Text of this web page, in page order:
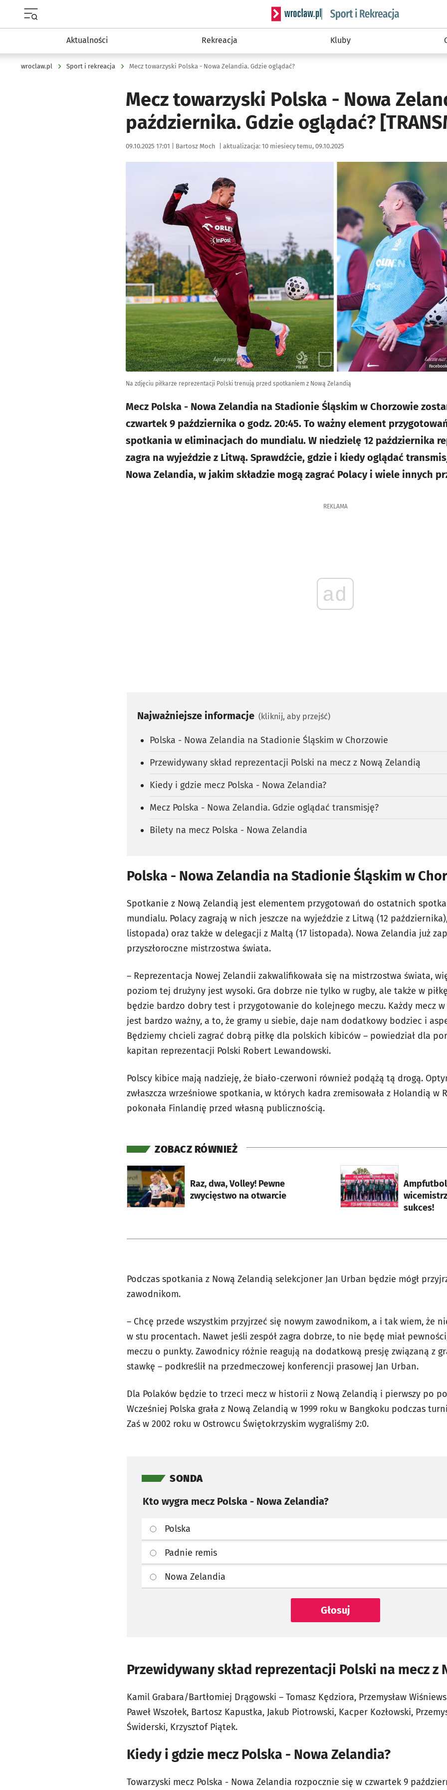
Serwis informacyjny wroclaw.pl podserwis: Sport
Aktualności Rekreacja Kluby
wroclaw.pl Sport i rekreacja Mecz towarzyski Polska - Nowa Zelandia. Gdzie oglądać?
Mecz towarzyski Polska - Nowa
października. Gdzie oglądać?
Data publikacji:
09.10.2025 17:01 | Autor:
Bartosz Moch aktualizacja: 10 miesiecy temu, 09.10.2025
Na zdjęciu piłkarze reprezentacji Polski trenują przed spotkaniem z Nową Zelandią
Mecz Polska - Nowa Zelandia na Stadionie Śląskim w Chorzowie
czwartek 9 października o godz. 20:45. To ważny element
spotkania w eliminacjach do mundialu. W niedzielę 12 października
zagra na wyjeździe z Litwą. Sprawdźcie, gdzie i kiedy oglądać
Nowa Zelandia, w jakim składzie mogą zagrać Polacy i wiele innych
REKLAMA
ad
Najważniejsze informacje (kliknij, aby przejść)
Polska - Nowa Zelandia na Stadionie Śląskim w Chorzowie
Przewidywany skład reprezentacji Polski na mecz z Nową Zelandią
Kiedy i gdzie mecz Polska - Nowa Zelandia?
Mecz Polska - Nowa Zelandia. Gdzie oglądać transmisję?
Bilety na mecz Polska - Nowa Zelandia
Polska - Nowa Zelandia na Stadionie Śląskim w
Spotkanie z Nową Zelandią jest elementem przygotowań do ostatnich
mundialu. Polacy zagrają w nich jeszcze na wyjeździe z Litwą (12
listopada) oraz także w delegacji z Maltą (17 listopada). Nowa Zelandia już
przyszłoroczne mistrzostwa świata.
– Reprezentacja Nowej Zelandii zakwalifikowała się na mistrzostwa świata,
poziom tej drużyny jest wysoki. Gra dobrze nie tylko w rugby, ale także w
będzie bardzo dobry test i przygotowanie do kolejnego meczu. Każdy mecz
jest bardzo ważny, a to, że gramy u siebie, daje nam dodatkowy bodziec i
Będziemy chcieli zagrać dobrą piłkę dla polskich kibiców – powiedział dla
kapitan reprezentacji Polski Robert Lewandowski.
Polscy kibice mają nadzieję, że biało-czerwoni również podążą tą drogą.
zwłaszcza wrześniowe spotkania, w których kadra zremisowała z Holandią w
pokonała Finlandię przed własną publicznością.
ZOBACZ RÓWNIEŻ
Raz, dwa, Volley! Pewne
zwycięstwo na otwarcie
otworzy się w nowej karcie
sukces!
otworzy się w nowej karcie
Podczas spotkania z Nową Zelandią selekcjoner Jan Urban będzie mógł
zawodnikom.
– Chcę przede wszystkim przyjrzeć się nowym zawodnikom, a i tak wiem, że
w stu procentach. Nawet jeśli zespół zagra dobrze, to nie będę miał
meczu o punkty. Zawodnicy różnie reagują na dodatkową presję związaną z
stawkę – podkreślił na przedmeczowej konferencji prasowej Jan Urban.
Dla Polaków będzie to trzeci mecz w historii z Nową Zelandią i pierwszy po
Wcześniej Polska grała z Nową Zelandią w 1999 roku w Bangkoku podczas
Zaś w 2002 roku w Ostrowcu Świętokrzyskim wygraliśmy 2:0.
SONDA
Kto wygra mecz Polska - Nowa Zelandia?
Polska
Padnie remis
Nowa Zelandia
Głosuj
Przewidywany skład reprezentacji Polski na mecz z
Kamil Grabara/Bartłomiej Drągowski – Tomasz Kędziora, Przemysław
Paweł Wszołek, Bartosz Kapustka, Jakub Piotrowski, Kacper Kozłowski,
Świderski, Krzysztof Piątek.
Kiedy i gdzie mecz Polska - Nowa Zelandia?
Towarzyski mecz Polska - Nowa Zelandia rozpocznie się w czwartek 9